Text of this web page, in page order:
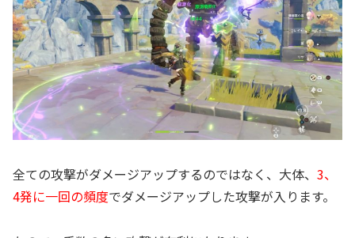
全ての攻撃がダメージアップするのではなく、大体、 3、
4発に一回の頻度でダメージアップした攻撃が入ります。